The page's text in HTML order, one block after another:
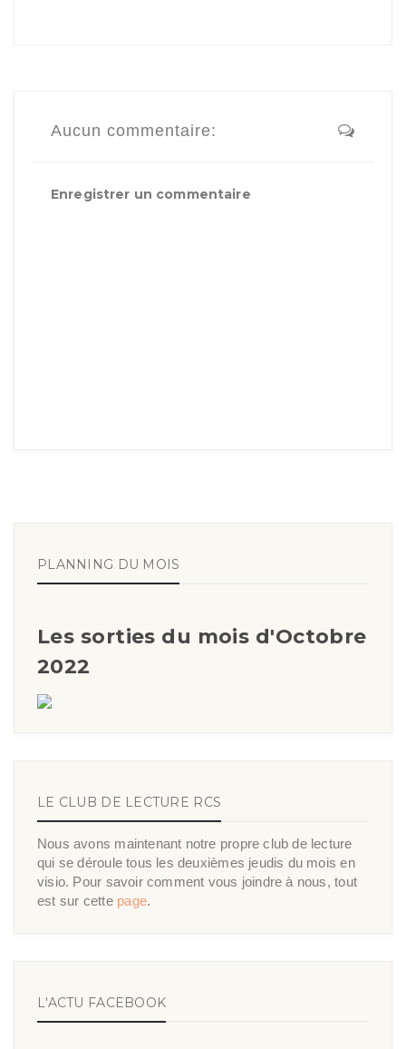
Aucun commentaire:
Enregistrer un commentaire
PLANNING DU MOIS
Les sorties du mois d'Octobre
2022
LE CLUB DE LECTURE RCS
Nous avons maintenant notre propre club de lecture
qui se déroule tous les deuxièmes jeudis du mois en
visio. Pour savoir comment vous joindre à nous, tout
est sur cette page.
L'ACTU FACEBOOK